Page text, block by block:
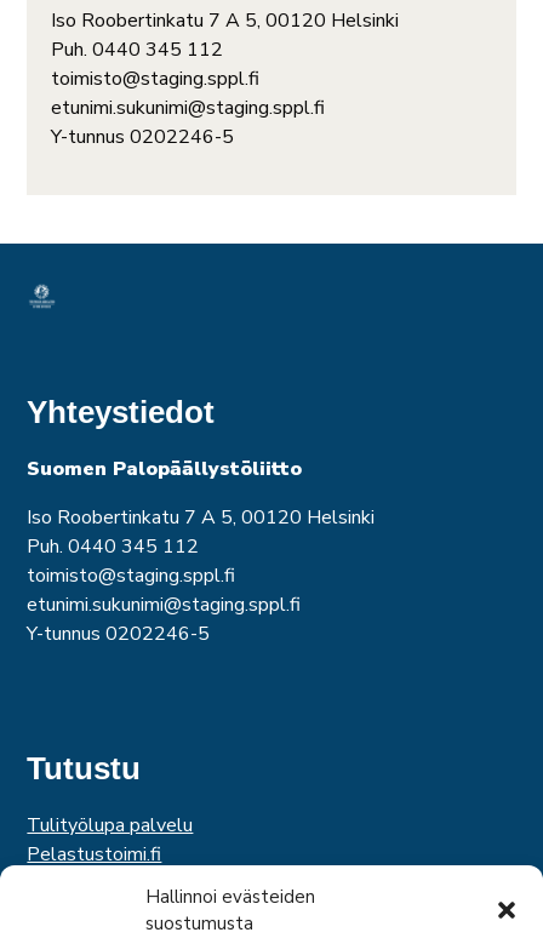
Hallinnoi evästeiden
suostumusta
Iso Roobertinkatu 7 A 5, 00120 Helsinki
Puh. 0440 345 112
toimisto@staging.sppl.fi
etunimi.sukunimi@staging.sppl.fi
Y-tunnus 0202246-5
Yhteystiedot
Suomen Palopäällystöliitto
Iso Roobertinkatu 7 A 5, 00120 Helsinki
Puh. 0440 345 112
toimisto@staging.sppl.fi
etunimi.sukunimi@staging.sppl.fi
Y-tunnus 0202246-5
Tutustu
Tulityölupa palvelu
Pelastustoimi.fi
Hätäkeskuslaitos
Palosuojelurahasto